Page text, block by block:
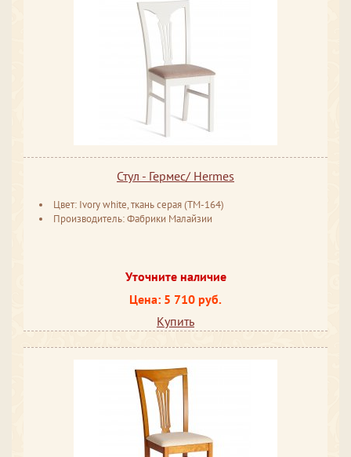
Стул - Гермес/ Hermes
Цвет: Ivory white, ткань серая (TM-164)
Производитель: Фабрики Малайзии
Уточните наличие
Цена: 5 710 руб.
Купить